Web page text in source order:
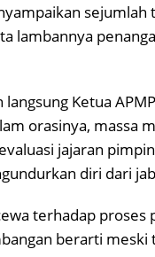
lambannya
Ketua
orasinya, massa
jajaran
diri dari
terhadap
berarti meski